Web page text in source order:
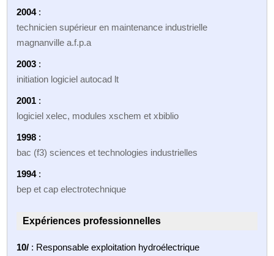
2004:
technicien supérieur en maintenance industrielle
magnanville a.f.p.a
2003 :
initiation logiciel autocad lt
2001 :
logiciel xelec, modules xschem et xbiblio
1998 :
bac (f3) sciences et technologies industrielles
1994:
bep et cap electrotechnique
Expériences professionnelles
10/ : Responsable exploitation hydroélectrique